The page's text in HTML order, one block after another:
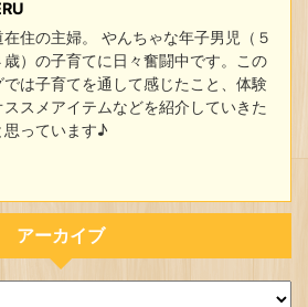
在住の主婦。 やんちゃな年子男児（５
歳）の子育てに日々奮闘中です。この
では子育てを通して感じたこと、体験
ススメアイテムなどを紹介していきた
思っています♪
アーカイブ